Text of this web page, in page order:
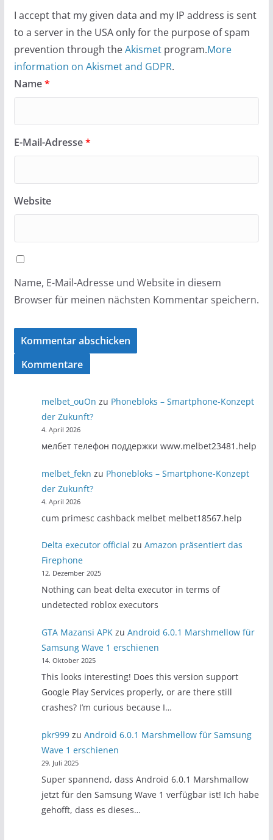
I accept that my given data and my IP address is sent
to a server in the USA only for the purpose of spam
prevention through theAkismetprogram.More
information on Akismet and GDPR.
Name*
E-Mail-Adresse*
Website
Name, E-Mail-Adresse und Website in diesem
Browser für meinen nächsten Kommentar speichern.
Kommentare
melbet_ouOn zu Phonebloks – Smartphone-Konzept
der Zukunft?
4. April 2026
мелбет телефон поддержки www.melbet23481.help
melbet_fekn zu Phonebloks – Smartphone-Konzept
der Zukunft?
4. April 2026
cum primesc cashback melbet melbet18567.help
Delta executor official zuAmazon präsentiert das
Firephone
12. Dezember 2025
Nothing can beat delta executor in terms of
undetected roblox executors
GTA Mazansi APK zuAndroid 6.0.1 Marshmellow für
Samsung Wave 1 erschienen
14. Oktober 2025
This looks interesting! Does this version support
Google Play Services properly, or are there still
crashes? I’m curious because I…
pkr999 zuAndroid 6.0.1 Marshmellow für Samsung
Wave 1 erschienen
29. Juli 2025
Super spannend, dass Android 6.0.1 Marshmallow
jetzt für den Samsung Wave 1 verfügbar ist! Ich habe
gehofft, dass es dieses…